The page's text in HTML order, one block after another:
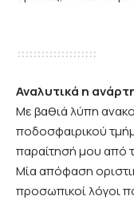
Αναλυτικά η
Με βαθιά λύπη
ποδοσφαιρικού
παραίτησή μου από
Μία απόφαση
προσωπικοί λόγοι